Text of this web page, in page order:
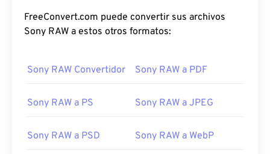
FreeConvert.com puede convertir sus archivos
Sony RAW a estos otros formatos:
Sony RAW Convertidor Sony RAW a PDF
Sony RAW a PS Sony RAW a JPEG
Sony RAW a PSD Sony RAW a WebP